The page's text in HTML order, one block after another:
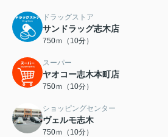
ドラッグストア
サンドラッグ志木店
750ｍ（10分）
スーパー
ヤオコー志木本町店
750ｍ（10分）
ショッピングセンター
ヴェルモ志木
750ｍ（10分）